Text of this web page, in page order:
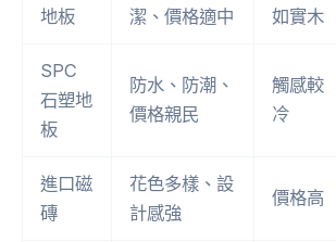
地板
潔、價格適中
如實木
SPC
石塑地
板
防水、防潮、
價格親民
觸感較
冷
進口磁
磚
花色多樣、設
計感強
價格高